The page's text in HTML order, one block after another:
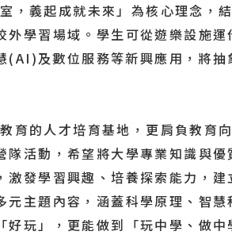
義起成就未來」為核心理念，
外學習場域。學生可從遊樂設施
(AI)及數位服務等新興應用，將
的人才培育基地，更肩負教育
活動，希望將大學專業知識與
發學習興趣、培養探索能力，
主題內容，涵蓋科學原理、智
好玩」，更能做到「玩中學、做